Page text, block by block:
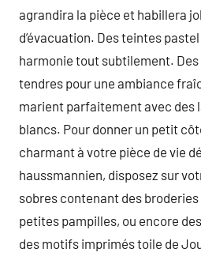
agrandira la pièce et habillera
d’évacuation. Des teintes
harmonie tout subtilement.
tendres pour une ambiance
marient parfaitement avec des
blancs. Pour donner un petit
charmant à votre pièce de vie
haussmannien, disposez sur
sobres contenant des
petites pampilles, ou encore
des motifs imprimés toile de